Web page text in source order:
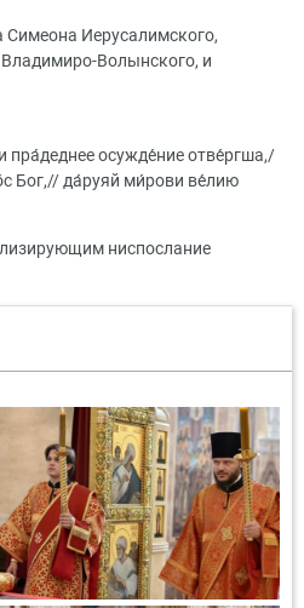
Иерусалимского,
Владимиро-Волынского, и
пра́деднее осужде́ние отве́ргша,/
Бог,// да́руяй ми́рови ве́лию
ниспослание